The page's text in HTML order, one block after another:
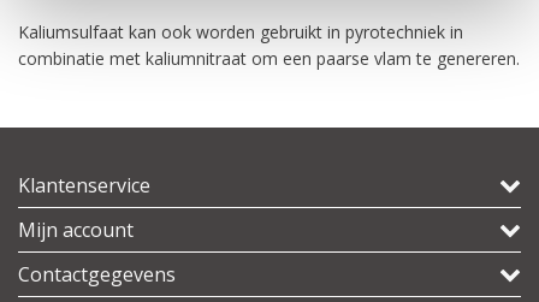
Kaliumsulfaat kan ook worden gebruikt in pyrotechniek in
combinatie met kaliumnitraat om een ​​paarse vlam te genereren.
Klantenservice
Mijn account
Contactgegevens